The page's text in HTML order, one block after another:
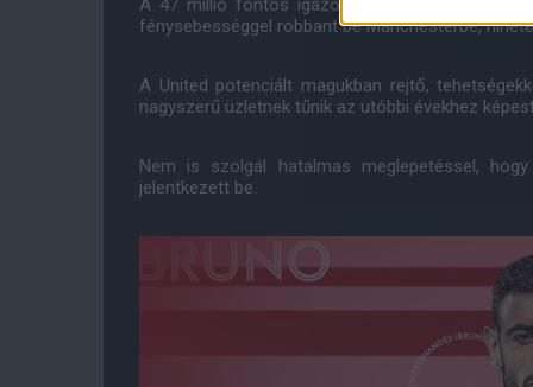
A 47 millió fontos igazolás, Bruno a
fénysebességgel robbant be Manchesterbe,
A United potenciált magukban rejtő,
nagyszerű üzletnek tűnik az utóbbi évekhez
Nem is szolgál hatalmas meglepetéssel,
jelentkezett be.